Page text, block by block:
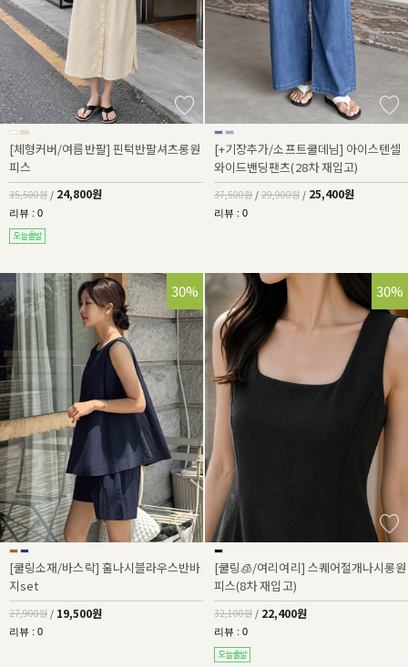
[체형커버/여름반팔] 핀턱반팔셔츠롱원
피스
35,500원 / 24,800원
리뷰 : 0
[+기장추가/소프트쿨데님] 아이스텐셀
와이드밴딩팬츠(28차 재입고)
37,500원 / 29,900원 / 25,400원
리뷰 : 0
30%
[쿨링소재/바스락] 훌나시블라우스반바
지set
27,900원 / 19,500원
리뷰 : 0
30%
[쿨링🧊/여리여리] 스퀘어절개나시롱원
피스(8차 재입고)
32,100원 / 22,400원
리뷰 : 0